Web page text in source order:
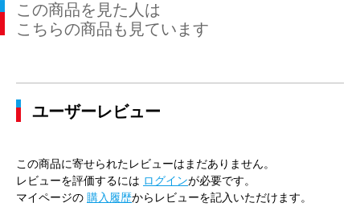
この商品を見た人は
こちらの商品も見ています
ユーザーレビュー
この商品に寄せられたレビューはまだありません。
レビューを評価するには ログインが必要です。
マイページの 購入履歴からレビューを記入いただけます。